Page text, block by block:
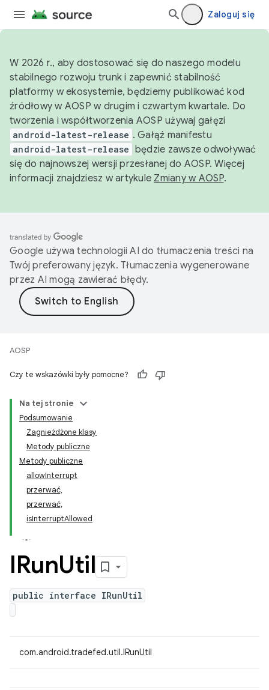
Zaloguj się
W 2026 r., aby dostosować się do naszego modelu
stabilnego rozwoju trunk i zapewnić stabilność
platformy w ekosystemie, będziemy publikować kod
źródłowy w AOSP w drugim i czwartym kwartale. Do
tworzenia i współtworzenia AOSP używaj gałęzi
android-latest-release . Gałąź manifestu
android-latest-release będzie zawsze odwoływać
się do najnowszej wersji przesłanej do AOSP. Więcej
informacji znajdziesz w artykule Zmiany w AOSP.
Google używa technologii AI do tłumaczenia treści na
Twój preferowany język. Tłumaczenia wygenerowane
przez AI mogą zawierać błędy.
AOSP
Czy te wskazówki były pomocne?
Na tej stronie
Podsumowanie
Zagnieżdżone klasy
Metody publiczne
Metody publiczne
allowInterrupt
przerwać,
przerwać,
isInterruptAllowed
IRunUtil
public interface IRunUtil
com.android.tradefed.util.IRunUtil